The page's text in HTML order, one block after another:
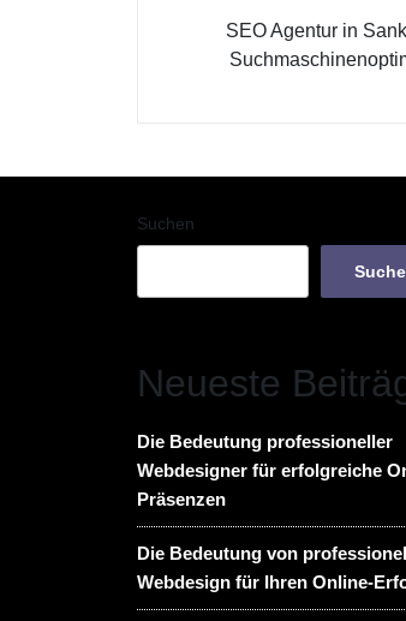
SEO Agentur in
Suchen
Neueste
Die Bedeutung professioneller
Webdesigner für erfolgreiche
Präsenzen
Die Bedeutung von
Webdesign für Ihren Online-